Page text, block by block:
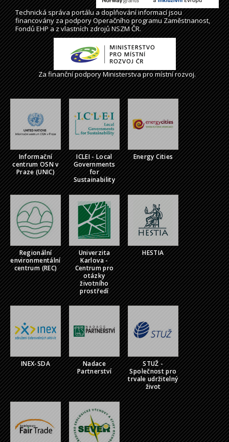
Technická správaportálua doplňování informací jsou
financovány za podpory Operačního programu Zaměstnanost,
Fondů EHP a z vlastních zdrojů NSZM ČR.
Za finanční podpory Ministerstva pro místní rozvoj.
Informační
centrum OSN v
Praze (UNIC)
ICLEI - Local
Governments
for
Sustainability
Energy Cities
Regionální
environmentální
centrum (REC)
Univerzita
Karlova -
Centrum pro
otázky
životního
prostředí
HESTIA
INEX-SDA
Nadace
Partnerství
STUŽ -
Společnost pro
trvale udržitelný
život